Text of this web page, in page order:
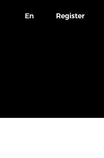
En Register